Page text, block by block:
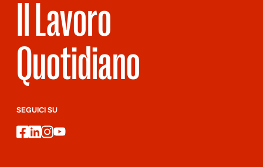
Il Lavoro
Quotidiano
SEGUICI SU
facebook
linkedin
instagram
youtube